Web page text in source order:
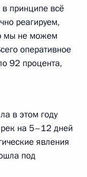
принципе всё
реагируем,
мы не можем
оперативное
92 процента,
в этом году
на 5–12 дней
явления
под